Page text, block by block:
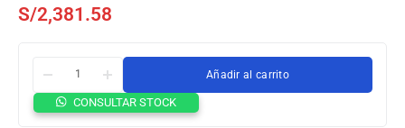
S/2,381.58
Añadir al carrito
CONSULTAR STOCK
Tóner